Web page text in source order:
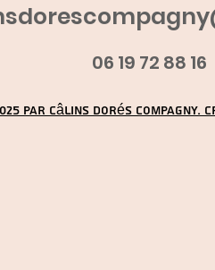
06 19 72 88 16
par Câlins Dorés Compagny.